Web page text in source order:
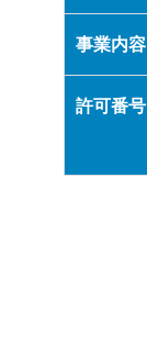
事業内容
許可番号